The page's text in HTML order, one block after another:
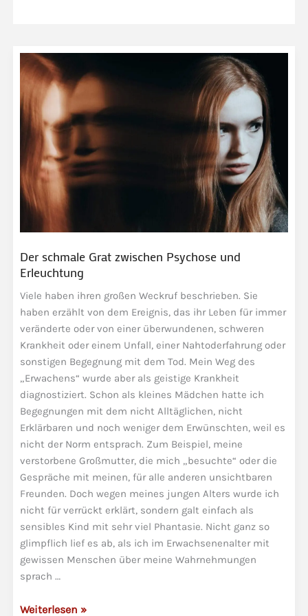
Der schmale Grat zwischen Psychose und
Erleuchtung
Viele haben ihren großen Weckruf beschrieben. Sie
haben erzählt von dem Ereignis, das ihr Leben für immer
veränderte oder von einer überwundenen, schweren
Krankheit oder einem Unfall, einer Nahtoderfahrung oder
sonstigen Begegnung mit dem Tod. Mein Weg des
„Erwachens“ wurde aber als geistige Krankheit
diagnostiziert. Schon als kleines Mädchen hatte ich
Begegnungen mit dem nicht Alltäglichen, nicht
Erklärbaren und noch weniger dem Erwünschten, weil es
nicht der Norm entsprach. Zum Beispiel, meine
verstorbene Großmutter, die mich „besuchte“ oder die
Gespräche mit meinen, für alle anderen unsichtbaren
Freunden. Doch wegen meines jungen Alters wurde ich
nicht für verrückt erklärt, sondern galt einfach als
sensibles Kind mit sehr viel Phantasie. Nicht ganz so
glimpflich lief es ab, als ich im Erwachsenenalter mit
gewissen Menschen über meine Wahrnehmungen
sprach …
Der
Weiterlesen »